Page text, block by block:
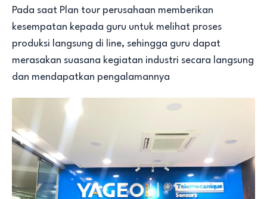
Pada saat Plan tour perusahaan memberikan
kesempatan kepada guru untuk melihat proses
produksi langsung di line, sehingga guru dapat
merasakan suasana kegiatan industri secara langsung
dan mendapatkan pengalamannya